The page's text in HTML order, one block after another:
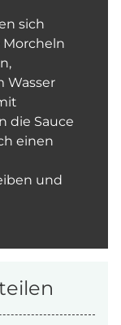
sich
Wasser
die Sauce
einen
und